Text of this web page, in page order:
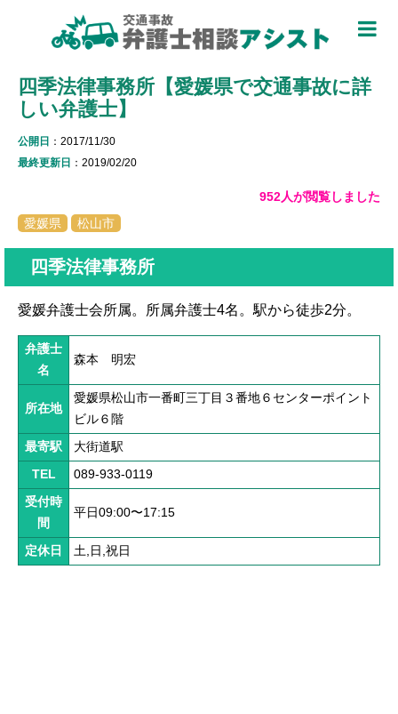
四季法律事務所【愛媛県で交通事故に詳
しい弁護士】
公開日 ：2017/11/30
最終更新日 ：2019/02/20
952人が閲覧しました
愛媛県
松山市
四季法律事務所
愛媛弁護士会所属。所属弁護士4名。駅から徒歩2分。
弁護士
名
森本 明宏
所在地
愛媛県松山市一番町三丁目３番地６センターポイント
ビル６階
最寄駅 大街道駅
TEL 089-933-0119
受付時
間
平日09:00〜17:15
定休日 土,日,祝日
被害者のための基礎知識 ▼
適用できる保険を知る
弁護士特約について知る
加害者側について知る
被害に関する用語を知る
解決までの流れ ▼
ケガの治療
症状固定
後遺障害認定
慰謝料請求